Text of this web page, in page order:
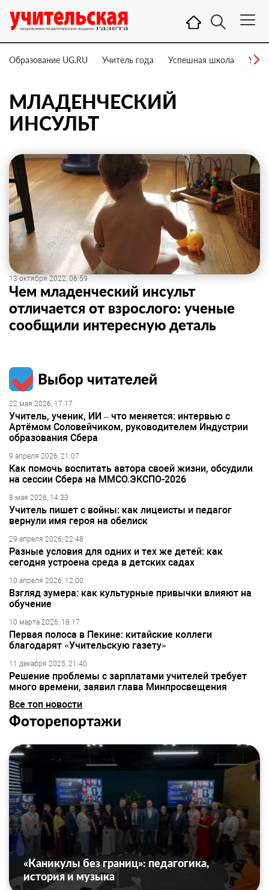
Образование UG.RU Учитель года Успешная школа
МЛАДЕНЧЕСКИЙ
ИНСУЛЬТ
13 октября 2022, 06:59
Чем младенческий инсульт
отличается от взрослого: ученые
сообщили интересную деталь
Выбор читателей
22 мая 2026, 17:17
Учитель, ученик, ИИ – что меняется: интервью с
Артёмом Соловейчиком, руководителем Индустрии
образования Сбера
9 апреля 2026, 21:07
Как помочь воспитать автора своей жизни, обсудили
на сессии Сбера на ММСО.ЭКСПО-2026
8 мая 2026, 14:33
Учитель пишет с войны: как лицеисты и педагог
вернули имя героя на обелиск
29 апреля 2026, 22:48
Разные условия для одних и тех же детей: как
сегодня устроена среда в детских садах
10 апреля 2026, 12:00
Взгляд зумера: как культурные привычки влияют на
обучение
10 марта 2026, 18:17
Первая полоса в Пекине: китайские коллеги
благодарят «Учительскую газету»
11 декабря 2025, 21:40
Решение проблемы с зарплатами учителей требует
много времени, заявил глава Минпросвещения
Все топ новости
Фоторепортажи
«Каникулы без границ»: педагогика,
история и музыка